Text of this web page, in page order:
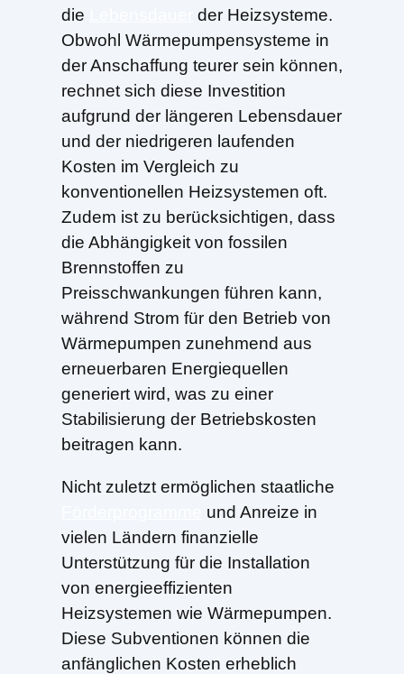
die
der Heizsysteme.
Obwohl Wärmepumpensysteme in
der Anschaffung teurer sein können,
rechnet sich diese Investition
aufgrund der längeren Lebensdauer
und der niedrigeren laufenden
Kosten im Vergleich zu
konventionellen Heizsystemen oft.
Zudem ist zu berücksichtigen, dass
die Abhängigkeit von fossilen
Brennstoffen zu
Preisschwankungen führen kann,
während Strom für den Betrieb von
Wärmepumpen zunehmend aus
erneuerbaren Energiequellen
generiert wird, was zu einer
Stabilisierung der Betriebskosten
beitragen kann.
Nicht zuletzt ermöglichen staatliche
und Anreize in
vielen Ländern finanzielle
Unterstützung für die Installation
von energieeffizienten
Heizsystemen wie Wärmepumpen.
Diese Subventionen können die
anfänglichen Kosten erheblich